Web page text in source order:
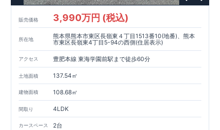
販売価格 3,990万円 (税込)
所在地
熊本県熊本市東区長嶺東４丁目1513番10(地番)、熊本
市東区長嶺東4丁目5-94の西側(住居表示)
アクセス 豊肥本線 東海学園前駅まで徒歩60分
土地面積 137.54㎡
建物面積 108.68㎡
間取り 4LDK
カースペース 2台